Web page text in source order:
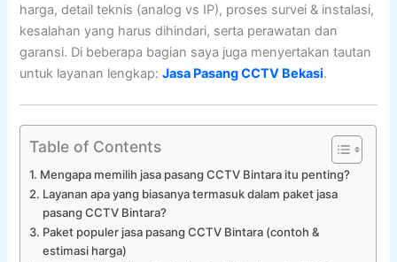
harga, detail teknis (analog vs IP), proses survei & instalasi,
kesalahan yang harus dihindari, serta perawatan dan
garansi. Di beberapa bagian saya juga menyertakan tautan
untuk layanan lengkap:Jasa Pasang CCTV Bekasi.
Table of Contents
Mengapa memilih jasa pasang CCTV Bintara itu penting?
Layanan apa yang biasanya termasuk dalam paket jasa
pasang CCTV Bintara?
Paket populer jasa pasang CCTV Bintara (contoh &
estimasi harga)